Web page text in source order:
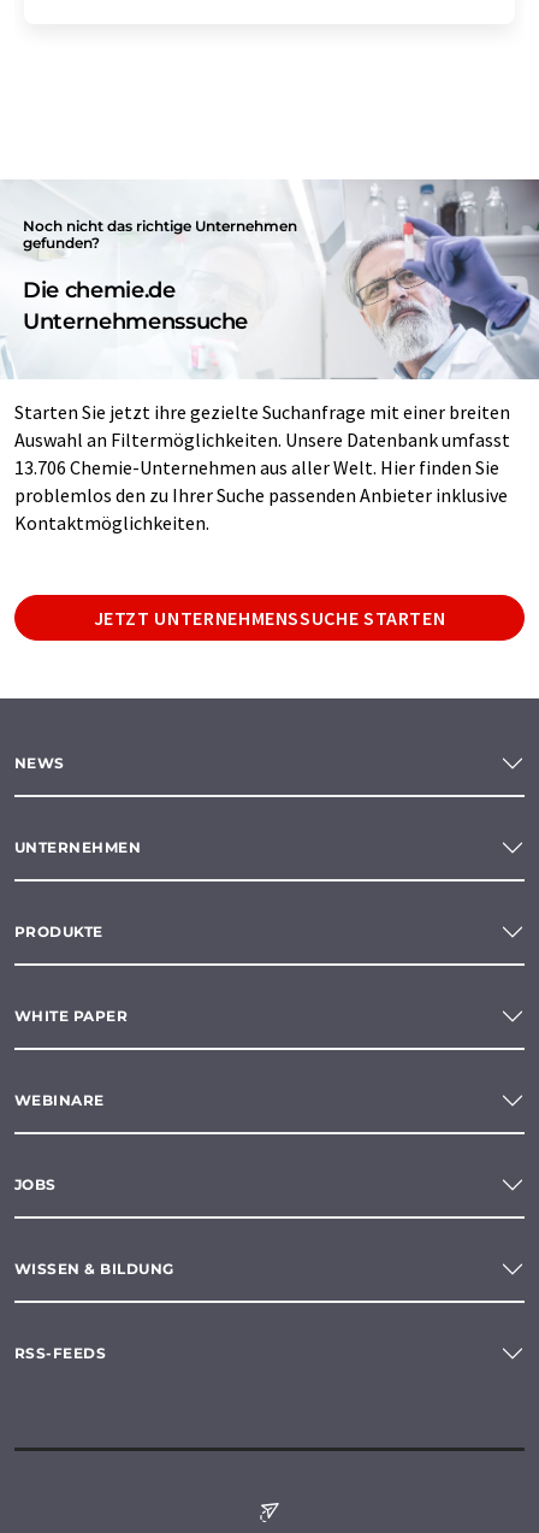
Noch nicht das richtige Unternehmen
gefunden?
Die chemie.de
Unternehmenssuche
Starten Sie jetzt ihre gezielte Suchanfrage mit einer breiten
Auswahl an Filtermöglichkeiten. Unsere Datenbank umfasst
13.706 Chemie-Unternehmen aus aller Welt. Hier finden Sie
problemlos den zu Ihrer Suche passenden Anbieter inklusive
Kontaktmöglichkeiten.
JETZT UNTERNEHMENSSUCHE STARTEN
NEWS
UNTERNEHMEN
PRODUKTE
WHITE PAPER
WEBINARE
JOBS
WISSEN & BILDUNG
RSS-FEEDS